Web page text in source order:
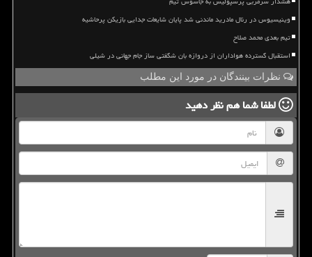
وینیسیوس در رئال مادرید ماندنی شد پایان شایعات جدایی بازیکن پرحاشیه
تیم بعدی محمد صلاح
استقبال گسترده هواداران از دروازه بان شگفتی ساز جام جهانی در شیلی
نظرات بینندگان در مورد این مطلب
لطفا شما همنظر دهید